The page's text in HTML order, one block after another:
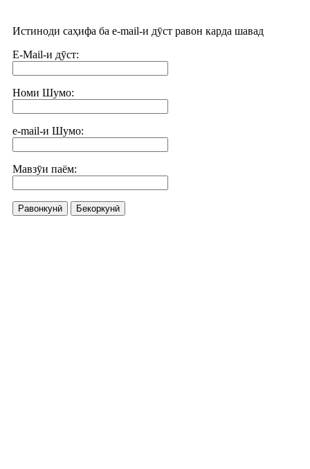
Истиноди саҳифа ба e-mail-и дӯст равон карда шавад
E-Mail-и дӯст:
Номи Шумо:
e-mail-и Шумо:
Мавзӯи паём:
Равонкунӣ Бекоркунӣ